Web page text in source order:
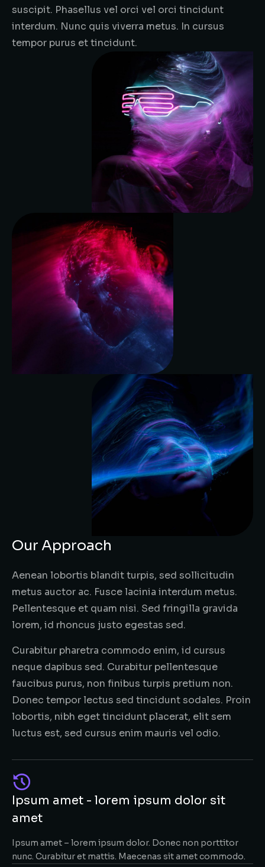
suscipit. Phasellus vel orci vel orci tincidunt
interdum. Nunc quis viverra metus. In cursus
tempor purus et tincidunt.
Our Approach
Aenean lobortis blandit turpis, sed sollicitudin
metus auctor ac. Fusce lacinia interdum metus.
Pellentesque et quam nisi. Sed fringilla gravida
lorem, id rhoncus justo egestas sed.
Curabitur pharetra commodo enim, id cursus
neque dapibus sed. Curabitur pellentesque
faucibus purus, non finibus turpis pretium non.
Donec tempor lectus sed tincidunt sodales. Proin
lobortis, nibh eget tincidunt placerat, elit sem
luctus est, sed cursus enim mauris vel odio.
Ipsum amet - lorem ipsum dolor sit
amet
Ipsum amet – lorem ipsum dolor. Donec non porttitor
nunc. Curabitur et mattis. Maecenas sit amet commodo.